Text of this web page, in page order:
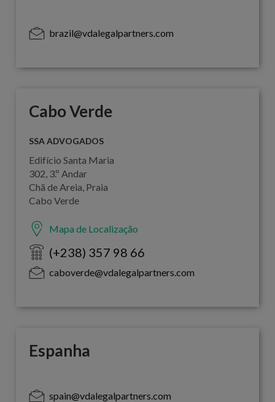
brazil@vdalegalpartners.com
Cabo Verde
SSA ADVOGADOS
Edifício Santa Maria
302, 3.º Andar
Chã de Areia, Praia
Cabo Verde
Mapa de Localização
(+238) 357 98 66
caboverde@vdalegalpartners.com
Espanha
spain@vdalegalpartners.com